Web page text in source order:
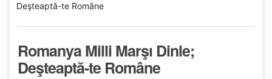
Deşteaptă-te Române
Romanya Milli Marşı Dinle;
Deşteaptă-te Române